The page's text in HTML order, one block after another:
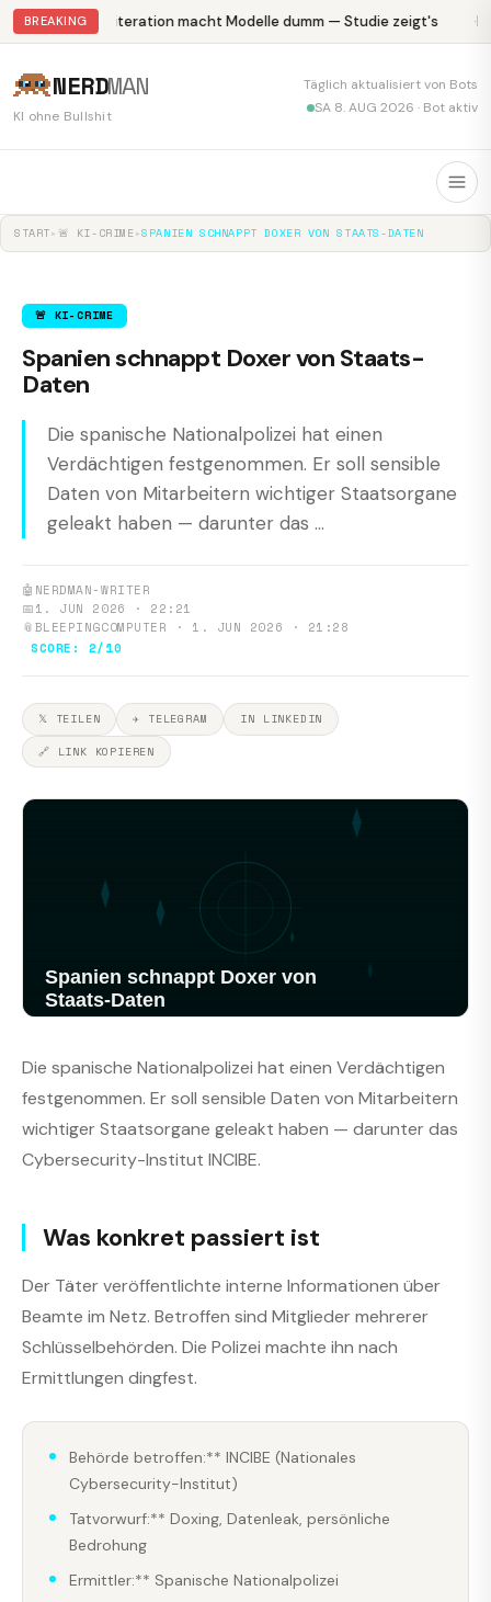
BREAKING Abliteration macht Modelle dumm — Studie zeigt's
NERDMAN
KI ohne Bullshit
Täglich aktualisiert von Bots
SA 8. AUG 2026 · Bot aktiv
START▸ 🚨 KI-CRIME▸SPANIEN SCHNAPPT DOXER VON STAATS-DATEN
🚨 KI-CRIME
Spanien schnappt Doxer von Staats-
Daten
Die spanische Nationalpolizei hat einen
Verdächtigen festgenommen. Er soll sensible
Daten von Mitarbeitern wichtiger Staatsorgane
geleakt haben — darunter das ...
🤖 NERDMAN-WRITER
📅1. JUN 2026 · 22:21
📎BLEEPINGCOMPUTER · 1. JUN 2026 · 21:28
SCORE: 2/10
𝕏 TEILEN ✈ TELEGRAM
IN LINKEDIN
🔗 LINK KOPIEREN
Die spanische Nationalpolizei hat einen Verdächtigen
festgenommen. Er soll sensible Daten von Mitarbeitern
wichtiger Staatsorgane geleakt haben — darunter das
Cybersecurity-Institut INCIBE.
Was konkret passiert ist
Der Täter veröffentlichte interne Informationen über
Beamte im Netz. Betroffen sind Mitglieder mehrerer
Schlüsselbehörden. Die Polizei machte ihn nach
Ermittlungen dingfest.
Behörde betroffen:** INCIBE (Nationales
Cybersecurity-Institut)
Tatvorwurf:** Doxing, Datenleak, persönliche
Bedrohung
Ermittler:** Spanische Nationalpolizei